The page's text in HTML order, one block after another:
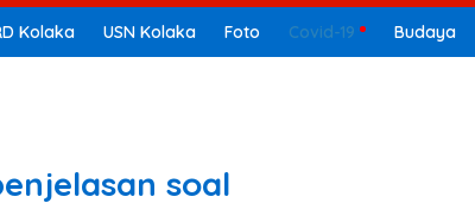
Kolaka USN Kolaka Foto Covid-19 Budaya
soal